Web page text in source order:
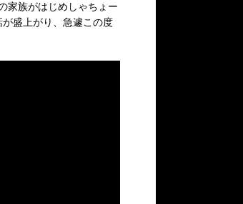
家族がはじめしゃちょー
盛上がり、急遽この度